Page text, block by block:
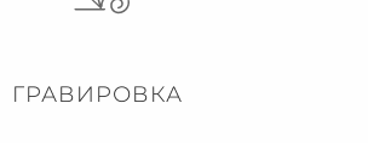
ГРАВИРОВКА